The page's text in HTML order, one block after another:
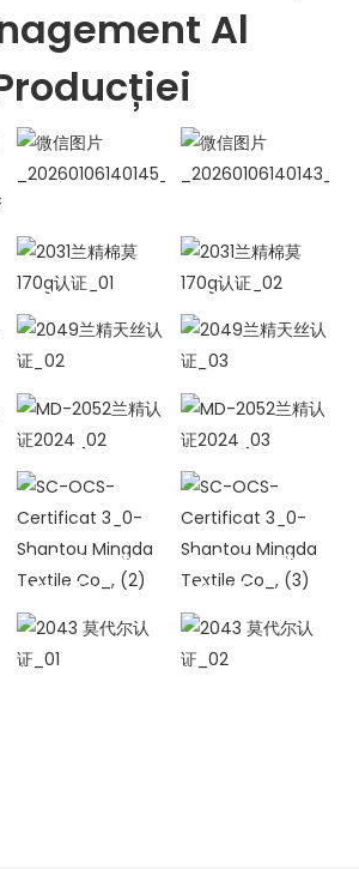
Al
2031兰精棉莫
170g认证_01
2031兰精棉莫
170g认证_02
2049兰精天丝
认证_02
2049兰精天丝
认证_03
MD-2052兰精
认证2024_02
MD-2052兰精
认证2024_03
Certificat
3_0-Shantou
Mingda
Textile Co_,
(2)
Certificat
3_0-Shantou
Mingda
Textile Co_,
(3)
2043 莫代尔认
证_01
2043 莫代尔认
证_02